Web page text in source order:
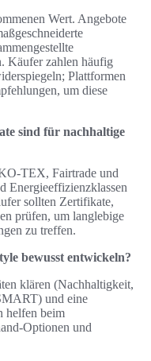
Wert. Angebote
Käufer zahlen häufig
Plattformen
um diese
sind für nachhaltige
TEX, Fairtrade und
Energieeffizienzklassen
sollten Zertifikate,
prüfen, um langlebige
zu treffen.
bewusst entwickeln?
klären (Nachhaltigkeit,
und eine
helfen beim
Optionen und